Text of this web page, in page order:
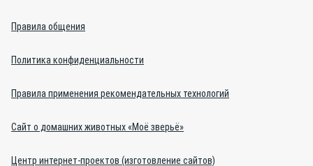
Правила общения
Политика конфиденциальности
Правила применения рекомендательных технологий
Сайт о домашних животных «Моё зверьё»
Центр интернет-проектов (изготовление сайтов)